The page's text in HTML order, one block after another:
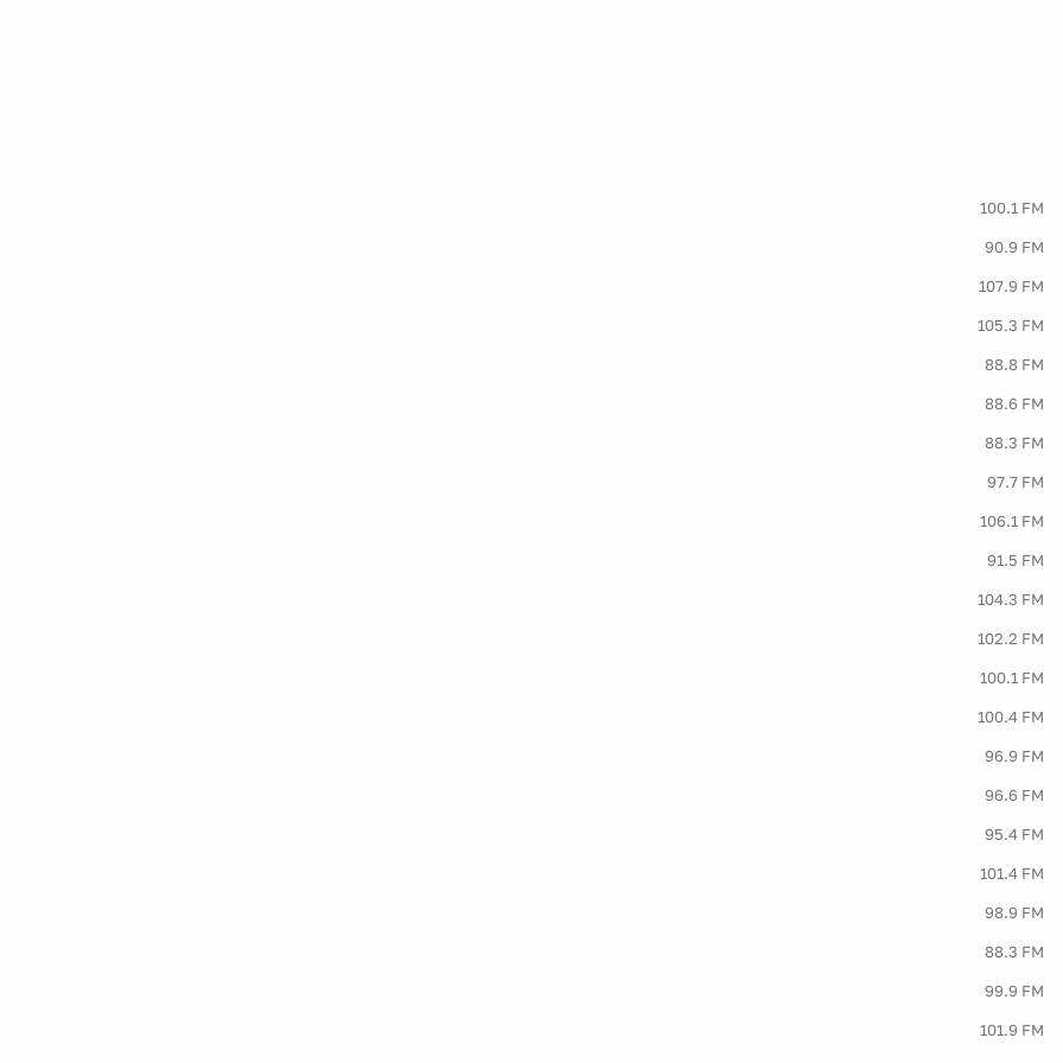
100.1 FM
90.9 FM
107.9 FM
105.3 FM
88.8 FM
88.6 FM
88.3 FM
97.7 FM
106.1 FM
91.5 FM
104.3 FM
102.2 FM
100.1 FM
100.4 FM
96.9 FM
96.6 FM
95.4 FM
101.4 FM
98.9 FM
88.3 FM
99.9 FM
101.9 FM